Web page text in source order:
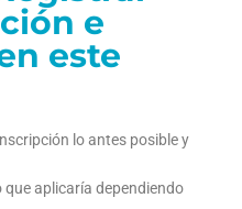
e
este
lo antes posible y
que aplicaría dependiendo